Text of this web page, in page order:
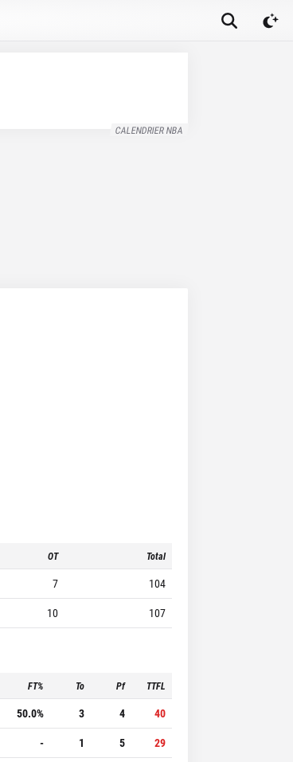
CALENDRIER NBA
OT Total
7
104
10 107
FT% To Pf TTFL
50.0% 3 4
40
- 1 5
29